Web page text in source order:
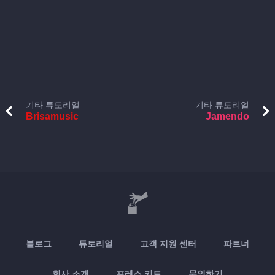
기타 튜토리얼
Brisamusic
기타 튜토리얼
Jamendo
블로그 튜토리얼 고객 지원 센터 파트너